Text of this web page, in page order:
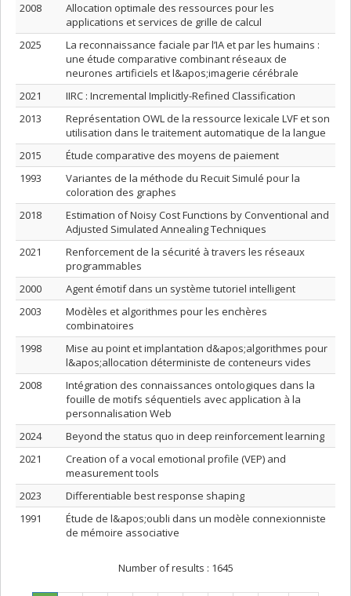
2008
Allocation optimale des ressources pour les
applications et services de grille de calcul
2025
La reconnaissance faciale par l’IA et par les humains :
une étude comparative combinant réseaux de
neurones artificiels et l&apos;imagerie cérébrale
2021
IIRC : Incremental Implicitly-Refined Classification
2013
Représentation OWL de la ressource lexicale LVF et son
utilisation dans le traitement automatique de la langue
2015
Étude comparative des moyens de paiement
1993
Variantes de la méthode du Recuit Simulé pour la
coloration des graphes
2018
Estimation of Noisy Cost Functions by Conventional and
Adjusted Simulated Annealing Techniques
2021
Renforcement de la sécurité à travers les réseaux
programmables
2000
Agent émotif dans un système tutoriel intelligent
2003
Modèles et algorithmes pour les enchères
combinatoires
1998
Mise au point et implantation d&apos;algorithmes pour
l&apos;allocation déterministe de conteneurs vides
2008
Intégration des connaissances ontologiques dans la
fouille de motifs séquentiels avec application à la
personnalisation Web
2024
Beyond the status quo in deep reinforcement learning
2021
Creation of a vocal emotional profile (VEP) and
measurement tools
2023
Differentiable best response shaping
1991
Étude de l&apos;oubli dans un modèle connexionniste
de mémoire associative
Number of results : 1645